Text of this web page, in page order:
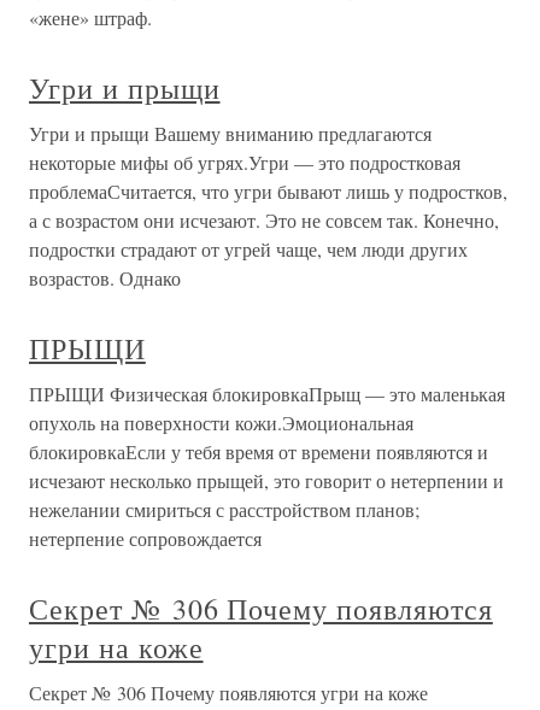
«жене» штраф.
Угри и прыщи
Угри и прыщи Вашему вниманию предлагаются
некоторые мифы об угрях.Угри — это подростковая
проблемаСчитается, что угри бывают лишь у подростков,
а с возрастом они исчезают. Это не совсем так. Конечно,
подростки страдают от угрей чаще, чем люди других
возрастов. Однако
ПРЫЩИ
ПРЫЩИ Физическая блокировкаПрыщ — это маленькая
опухоль на поверхности кожи.Эмоциональная
блокировкаЕсли у тебя время от времени появляются и
исчезают несколько прыщей, это говорит о нетерпении и
нежелании смириться с расстройством планов;
нетерпение сопровождается
Секрет № 306 Почему появляются
угри на коже
Секрет № 306 Почему появляются угри на коже